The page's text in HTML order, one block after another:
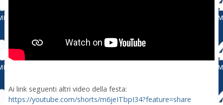
Ai link seguenti altri video della festa:
https://youtube.com/shorts/m6jeITbpI34?feature=share